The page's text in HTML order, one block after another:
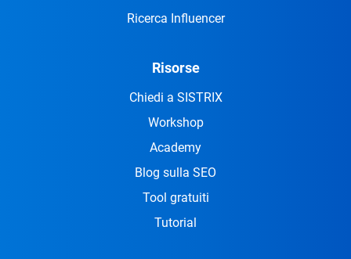
Ricerca Influencer
Risorse
Chiedi a SISTRIX
Workshop
Academy
Blog sulla SEO
Tool gratuiti
Tutorial